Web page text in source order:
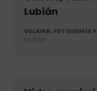
Lubián
VOLAIR®, FOTOGRAFÍA Y
DE 2021